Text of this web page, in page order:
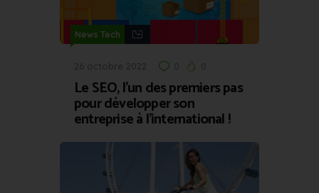
News Tech
26 octobre 2022 0 0
Le SEO, l’un des premiers pas
pour développer son
entreprise à l’international !